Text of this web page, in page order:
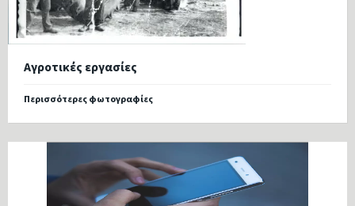
Αγροτικές εργασίες
Περισσότερες φωτογραφίες